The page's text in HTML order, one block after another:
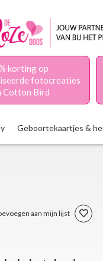
korting op
fotocreaties
Cotton Bird
Geboortekaartjes &
aan mijn lijst